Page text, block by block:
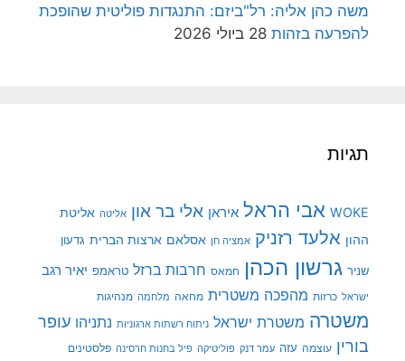
משה כהן אליה: רל"ביזם: התנגדות פוליטית שהופכת
להפרעה בזהות 28 ביולי 2026
תגיות
WOKE אבי הראל איראן אלי בר און אליטה אליטת
ההון אלעד רזניק אמציה חן אסלאם ארצות הברית גדעון
שניר גרשון הכהן חמאס חרבות ברזל טראמפ יאיר רגב
ישראל כרזות מהפכה משטרית מחאה מלחמה מנהיגות
משטרה משטרת ישראל ניתוח רשתות ארגוניות נתניהו עופר
בורין עוצמה עזה עמר דנק פוליטיקה פיל בחנות חרסינה פלסטינים